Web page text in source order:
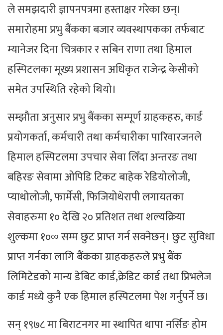
ले समझदारी ज्ञापनपत्रमा हस्ताक्षर गरेका छन्।
समारोहमा प्रभु बैंकका बजार व्यवस्थापकका तर्फबाट
म्यानेजर दिना चित्रकार र सबिन राणा तथा हिमाल
हस्पिटलका मूख्य प्रशासन अधिकृत राजेन्द्र केसीको
समेत उपस्थिति रहेको थियो।
सम्झौता अनुसार प्रभु बैंकका सम्पूर्ण ग्राहकहरु, कार्ड
प्रयोगकर्ता, कर्मचारी तथा कर्मचारीका पारिवारजनले
हिमाल हस्पिटलमा उपचार सेवा लिँदा अन्तरङ तथा
बहिरङ सेवामा ओपिडि टिकट बाहेक रेडियोलोजी,
प्याथोलोजी, फार्मेसी, फिजियोथेरापी लगायतका
सेवाहरुमा १० देखि २० प्रतिशत तथा शल्यक्रिया
शुल्कमा १०∞ सम्म छुट प्राप्त गर्न सक्नेछन्। छुट सुविधा
प्राप्त गर्नका लागि बैंकका ग्राहकहरुले प्रभु बैंक
लिमिटेडको मान्य डेबिट कार्ड,क्रेडिट कार्ड तथा प्रिभलेज
कार्ड मध्ये कुनै एक हिमाल हस्पिटलमा पेश गर्नुपर्ने छ।
सन् १९७८ मा बिराटनगर मा स्थापित थापा नर्सिङ होम